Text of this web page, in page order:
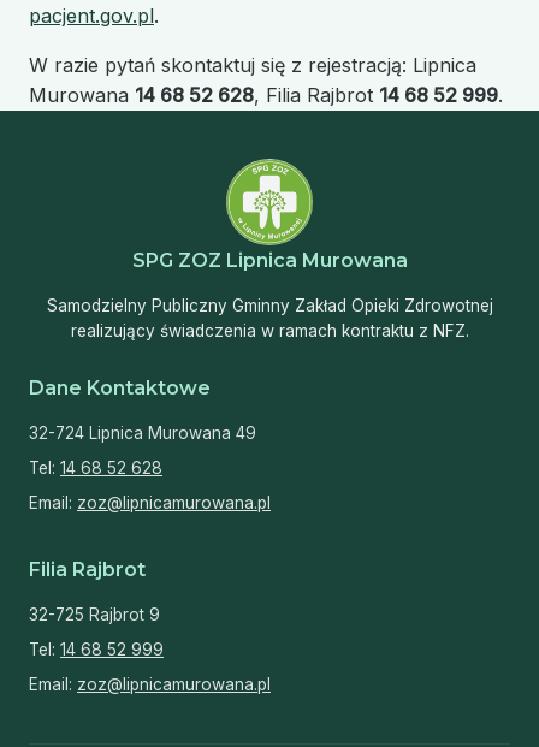
pacjent.gov.pl.
W razie pytań skontaktuj się z rejestracją: Lipnica
Murowana 14 68 52 628, Filia Rajbrot 14 68 52 999.
SPG ZOZ Lipnica Murowana
Samodzielny Publiczny Gminny Zakład Opieki Zdrowotnej
realizujący świadczenia w ramach kontraktu z NFZ.
Dane Kontaktowe
32-724 Lipnica Murowana 49
Tel: 14 68 52 628
Email: zoz@lipnicamurowana.pl
Filia Rajbrot
32-725 Rajbrot 9
Tel: 14 68 52 999
Email: zoz@lipnicamurowana.pl